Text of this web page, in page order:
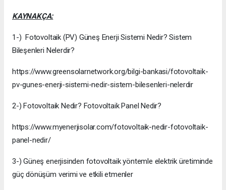
KAYNAKÇA:
1-) Fotovoltaik (PV) Güneş Enerji Sistemi Nedir? Sistem
Bileşenleri Nelerdir?
https://www.greensolarnetwork.org/bilgi-bankasi/fotovoltaik-
pv-gunes-enerji-sistemi-nedir-sistem-bilesenleri-nelerdir
2-) Fotovoltaik Nedir? Fotovoltaik Panel Nedir?
https://www.myenerjisolar.com/fotovoltaik-nedir-fotovoltaik-
panel-nedir/
3-) Güneş enerjisinden fotovoltaik yöntemle elektrik üretiminde
güç dönüşüm verimi ve etkili etmenler